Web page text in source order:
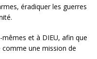
éradiquer les guerres
et à DIEU, afin que
une mission de